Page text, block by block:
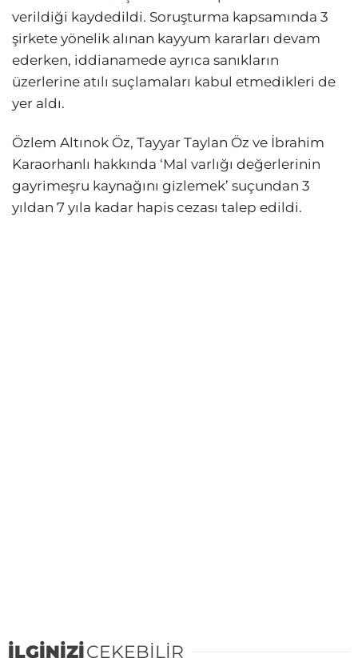
verildiği kaydedildi. Soruşturma kapsamında 3
şirkete yönelik alınan kayyum kararları devam
ederken, iddianamede ayrıca sanıkların
üzerlerine atılı suçlamaları kabul etmedikleri de
yer aldı.
Özlem Altınok Öz, Tayyar Taylan Öz ve İbrahim
Karaorhanlı hakkında ‘Mal varlığı değerlerinin
gayrimeşru kaynağını gizlemek’ suçundan 3
yıldan 7 yıla kadar hapis cezası talep edildi.
İLGİNİZİÇEKEBİLİR